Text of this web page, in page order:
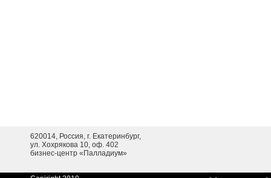
620014, Россия, г. Екатеринбург,
ул. Хохрякова 10, оф. 402
бизнес-центр «Палладиум»